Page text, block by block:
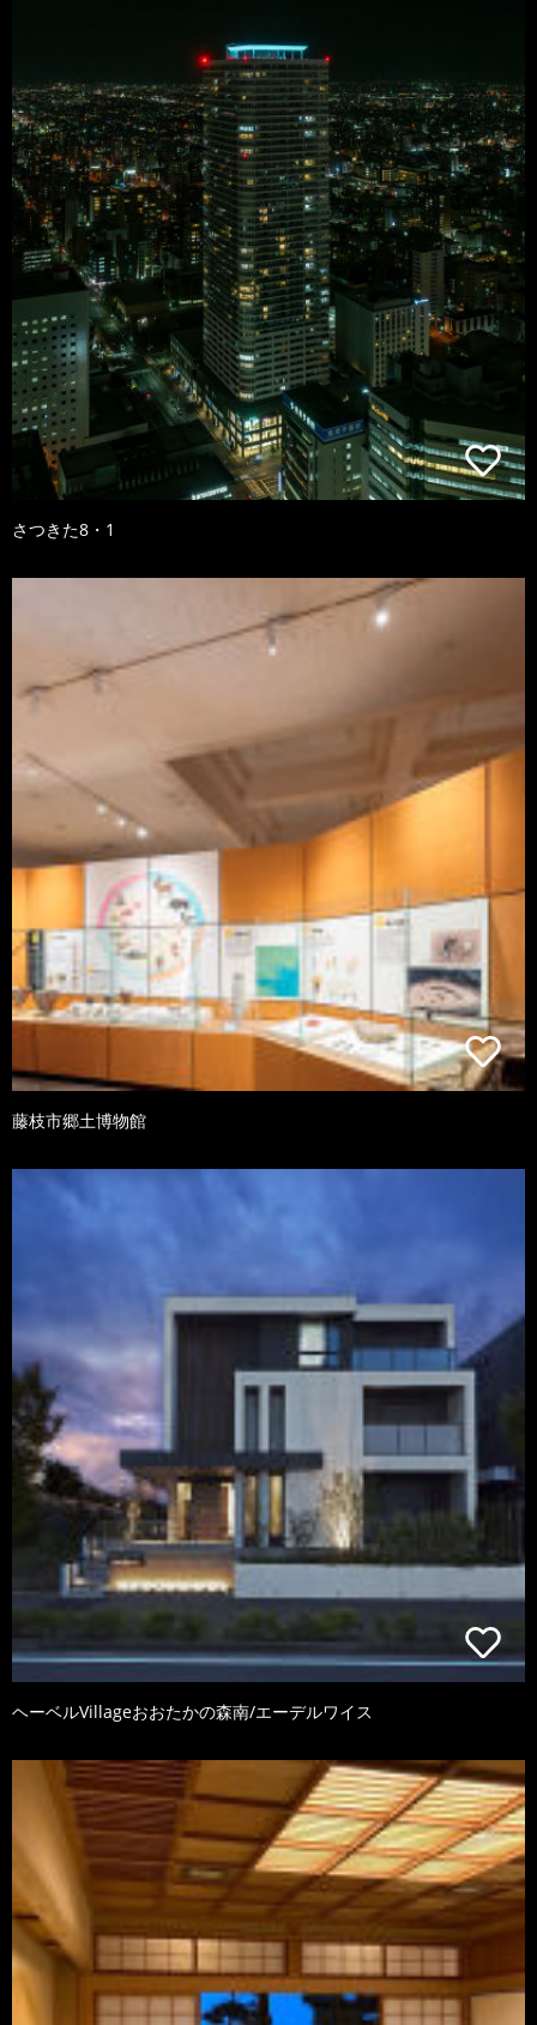
さつきた8・1
藤枝市郷土博物館
ヘーベルVillageおおたかの森南/エーデルワイス